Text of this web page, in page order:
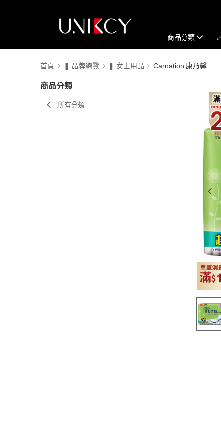
商品分類
首頁 ❚ 品牌總覽 ❚ 女士用品 Carnation 康乃馨
商品分類
所有分類